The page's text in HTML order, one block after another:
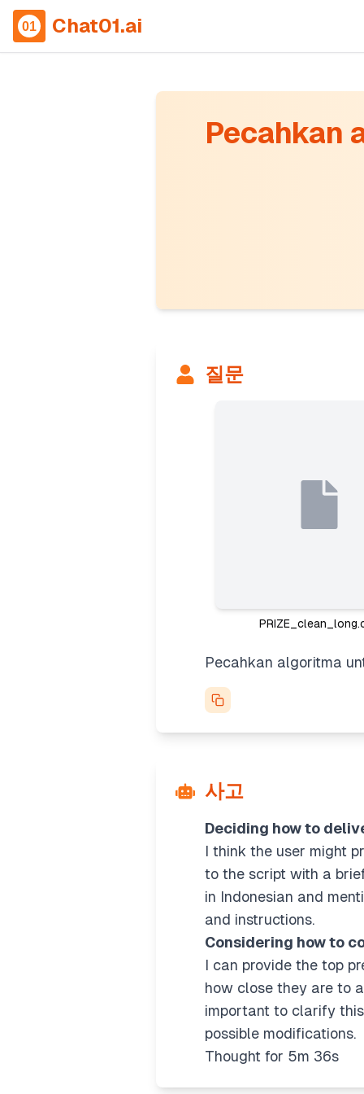
Chat01.ai
Pecahkan
질문
Pecahkan algoritma
사고
Deciding how to
I think the user might
to the script with a
in Indonesian and
and instructions.
Considering how to
I can provide the top
how close they are to
important to clarify
possible modifications.
Thought for 5m 36s